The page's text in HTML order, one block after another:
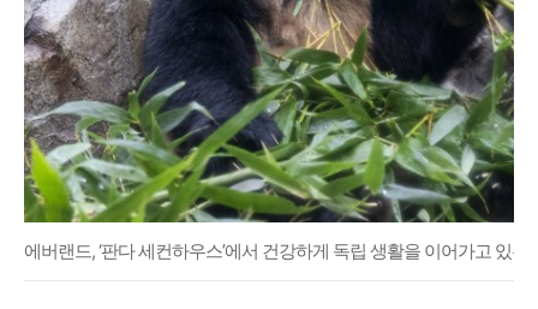
에버랜드, ‘판다 세컨하우스’에서 건강하게 독립 생활을 이어가고 있